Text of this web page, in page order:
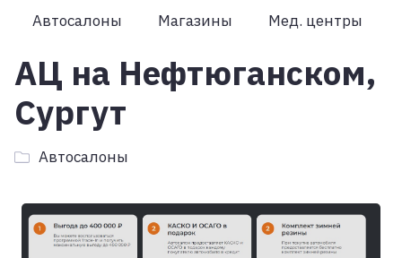
Автосалоны Магазины Мед. центры
АЦ на Нефтюганском,
Сургут
Автосалоны